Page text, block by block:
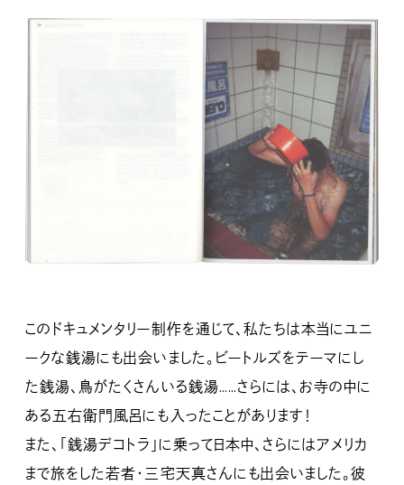
このドキュメンタリー制作を通じて、私たちは本当にユニ
ークな銭湯にも出会いました。ビートルズをテーマにし
た銭湯、鳥がたくさんいる銭湯……さらには、お寺の中に
ある五右衛門風呂にも入ったことがあります！
また、「銭湯デコトラ」に乗って日本中、さらにはアメリカ
まで旅をした若者・三宅天真さんにも出会いました。彼